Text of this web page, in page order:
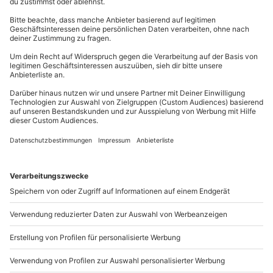
Gutschein gültig für 1 Person
Gruppengröße: 6-12 Personen
Kontakt & FAQ
Mühldorfstraße 8
81671
Du erreichst uns telefonisch zu folgenden Zeiten,
außer an bundesweiten Feiertagen:
Du möchtest als Firma bestellen?
Sichere Dir attraktive Firmenkunden Vorteile.
+49 89 / 21 12 90 20
Mo-Fr: 9-17 Uhr
b2b@mydays.de